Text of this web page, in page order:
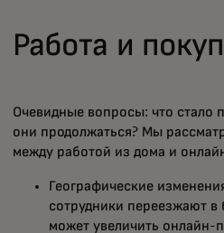
Работа и
Очевидные вопросы: что стало
они продолжаться? Мы
между работой из дома и
Географические
сотрудники переезжают в
может увеличить онлайн-